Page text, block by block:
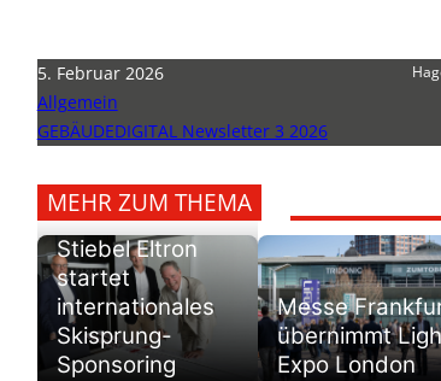
5. Februar 2026
Allgemein
GEBÄUDEDIGITAL Newsletter 3 2026
MEHR ZUM THEMA
Stiebel Eltron
startet
internationales
Skisprung-
Sponsoring
Messe
übernimmt
Expo London